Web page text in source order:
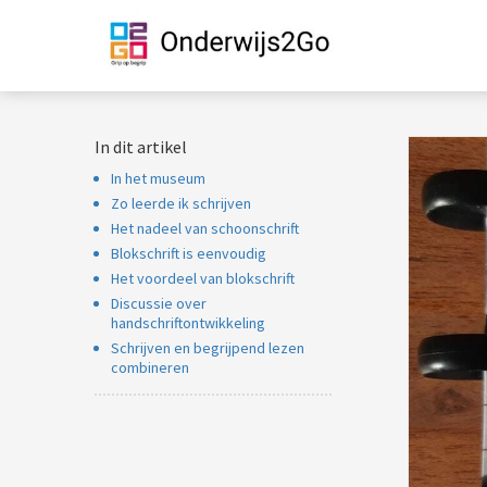
In dit artikel
In het museum
Zo leerde ik schrijven
Het nadeel van schoonschrift
Blokschrift is eenvoudig
Het voordeel van blokschrift
Discussie over
handschriftontwikkeling
Schrijven en begrijpend lezen
combineren
gedrag van een
gebruikt
bezoekers te
Hierdoor
website-